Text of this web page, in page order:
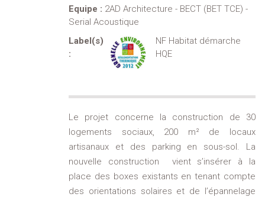
Equipe : 2AD Architecture - BECT (BET TCE) -
Serial Acoustique
Label(s)
:
NF Habitat démarche
HQE
Le projet concerne la construction de 30
logements sociaux, 200 m² de locaux
artisanaux et des parking en sous-sol. La
nouvelle construction vient s’insérer à la
place des boxes existants en tenant compte
des orientations solaires et de l’épannelage